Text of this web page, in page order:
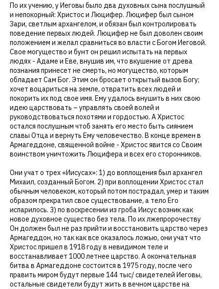
По их учению, у Иеговы было два духовных сына послушный
и непокорный: Христос и Люцифер. Люцифер был сыном
Зари, светлым архангелом, и обязан был контролировать
поведение первых людей. Люцифер не был доволен своим
положением и желал сравниться во власти с Богом Иеговой.
Свое могущество и бунт он решил испытать на первых
людях - Адаме и Еве, внушив им, что вкушение от древа
познания принесет не смерть, но могущество, которым
обладает Сам Бог. Этим он бросает открытый вызов Богу;
хочет воцариться на земле, отвратить всех людей и
покорить их под свое имя. Ему удалось внушить в них свою
идею царствовать – управлять своей волей и
руководствоваться похотями и гордостью. А Христос
остался послушным чтоб занять его место быть сиянием
славы Отца и вернуть Ему человечество. В конце времен в
Армагеддоне, священной войне - Христос явится со Своим
воинством уничтожить Люцифера и всех его сторонников.
Они учат о трех «Иисусах»: 1) до воплощения был архангел
Михаил, созданный Богом. 2) при воплощении Христос стал
обычным человеком, который потом пострадал, умер и таким
образом прекратил свое существование, а тело Его
испарилось. 3) по воскресении из гроба Иисус возник как
новое духовное существо без тела. По их лжепророчеству
Он должен был не раз прийти и восстановить царство через
Армагеддон, но так как все оказалось ложью, они учат что
Христос пришел в 1918 году в невидимом теле и
восстанавливает 1000 летнее царство. А окончательная
битва в Армагеддоне состоится в 1975 году, после чего
править миром будут первые 144 тыс/ свидетелей Иеговы,
остальные свидетели будут жить в вечном царстве на